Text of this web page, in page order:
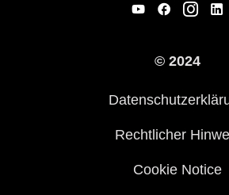
© 2024
Rechtlicher
Cookie Notice